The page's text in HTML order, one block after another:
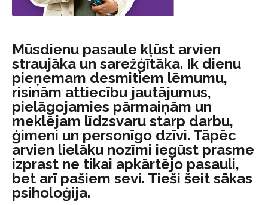
Mūsdienu pasaule kļūst arvien
straujāka un sarežģītāka. Ik dienu
pieņemam desmitiem lēmumu,
risinām attiecību jautājumus,
pielāgojamies pārmaiņām un
meklējam līdzsvaru starp darbu,
ģimeni un personīgo dzīvi. Tāpēc
arvien lielāku nozīmi iegūst prasme
izprast ne tikai apkārtējo pasauli,
bet arī pašiem sevi. Tieši šeit sākas
psiholoģija.